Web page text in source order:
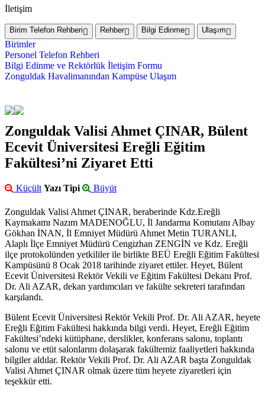
İletişim
Birim Telefon Rehberi Rehber Bilgi Edinme Ulaşım
Birimler
Personel Telefon Rehberi
Bilgi Edinme ve Rektörlük İletişim Formu
Zonguldak Havalimanından Kampüse Ulaşım
Zonguldak Valisi Ahmet ÇINAR, Bülent
Ecevit Üniversitesi Ereğli Eğitim
Fakültesi’ni Ziyaret Etti
Küçült Yazı Tipi Büyüt
Zonguldak Valisi Ahmet ÇINAR, beraberinde Kdz.Ereğli
Kaymakamı Nazım MADENOĞLU, İl Jandarma Komutanı Albay
Gökhan İNAN, İl Emniyet Müdürü Ahmet Metin TURANLI,
Alaplı İlçe Emniyet Müdürü Cengizhan ZENGİN ve Kdz. Ereğli
ilçe protokolünden yetkililer ile birlikte BEÜ Ereğli Eğitim Fakültesi
Kampüsünü 8 Ocak 2018 tarihinde ziyaret ettiler. Heyet, Bülent
Ecevit Üniversitesi Rektör Vekili ve Eğitim Fakültesi Dekanı Prof.
Dr. Ali AZAR, dekan yardımcıları ve fakülte sekreteri tarafından
karşılandı.
Bülent Ecevit Üniversitesi Rektör Vekili Prof. Dr. Ali AZAR, heyete
Ereğli Eğitim Fakültesi hakkında bilgi verdi. Heyet, Ereğli Eğitim
Fakültesi’ndeki kütüphane, derslikler, konferans salonu, toplantı
salonu ve etüt salonlarını dolaşarak fakültemiz faaliyetleri hakkında
bilgiler aldılar. Rektör Vekili Prof. Dr. Ali AZAR başta Zonguldak
Valisi Ahmet ÇINAR olmak üzere tüm heyete ziyaretleri için
teşekkür etti.